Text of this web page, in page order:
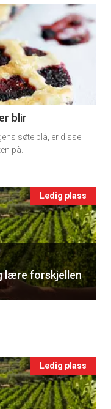
blir
søte blå, er disse
på.
Ledig plass
lære forskjellen
Ledig plass